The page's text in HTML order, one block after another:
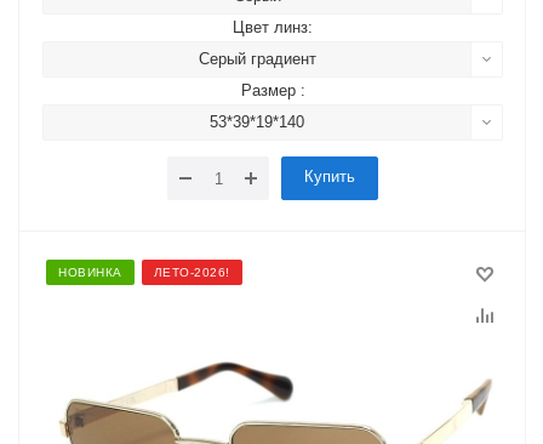
Цвет линз:
Серый градиент
Размер :
53*39*19*140
Купить
НОВИНКА ЛЕТО-2026!